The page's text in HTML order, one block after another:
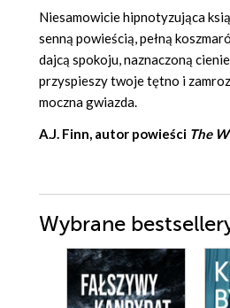
Niesamowicie hipnotyzująca
senną powieścią, pełną
dajcą spokoju, naznaczoną
przyspieszy twoje tętno i
moczna gwiazda.
A.J. Finn, autor powieści The
Wybrane